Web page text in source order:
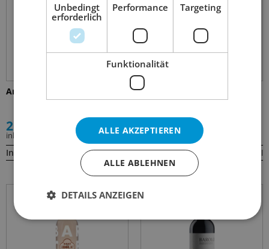
Arioso Dornfelder
21.00
inkl. MWST
Inhalt: 75cl
Barbera Truffle Hunter –
Bosio
24.00
inkl. MWST
Inhalt: 75cl
Unbedingt
erforderlich
Performance Targeting
Funktionalität
ALLE AKZEPTIEREN
ALLE ABLEHNEN
DETAILS ANZEIGEN